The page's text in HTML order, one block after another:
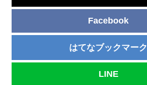
Facebook
はてなブックマーク
LINE